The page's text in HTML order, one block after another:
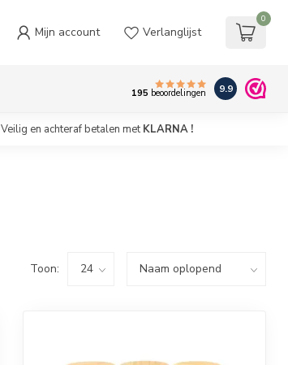
Mijn account Verlanglijst
0
195 beoordelingen 9.9
Veilig en achteraf betalen met KLARNA !
Toon: